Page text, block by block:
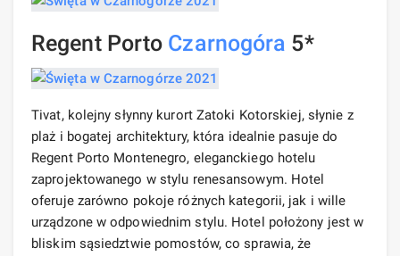
Regent Porto Czarnogóra 5*
Tivat, kolejny słynny kurort Zatoki Kotorskiej, słynie z
plaż i bogatej architektury, która idealnie pasuje do
Regent Porto Montenegro, eleganckiego hotelu
zaprojektowanego w stylu renesansowym. Hotel
oferuje zarówno pokoje różnych kategorii, jak i wille
urządzone w odpowiednim stylu. Hotel położony jest w
bliskim sąsiedztwie pomostów, co sprawia, że ​​